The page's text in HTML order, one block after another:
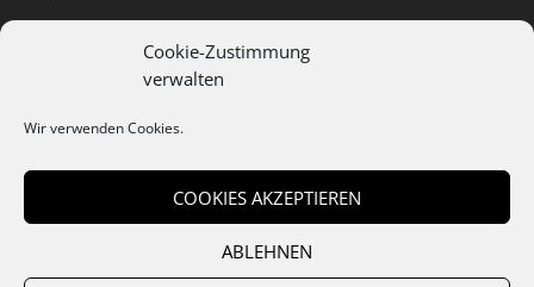
Cookie-Zustimmung
verwalten
Wir verwenden Cookies.
COOKIES AKZEPTIEREN
ABLEHNEN
Digitalisierung